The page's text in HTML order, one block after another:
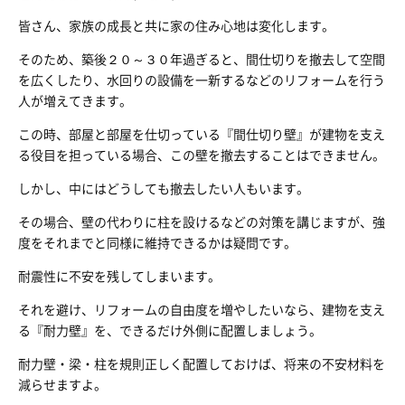
皆さん、家族の成長と共に家の住み心地は変化します。
そのため、築後２０～３０年過ぎると、間仕切りを撤去して空間
を広くしたり、水回りの設備を一新するなどのリフォームを行う
人が増えてきます。
この時、部屋と部屋を仕切っている『間仕切り壁』が建物を支え
る役目を担っている場合、この壁を撤去することはできません。
しかし、中にはどうしても撤去したい人もいます。
その場合、壁の代わりに柱を設けるなどの対策を講じますが、強
度をそれまでと同様に維持できるかは疑問です。
耐震性に不安を残してしまいます。
それを避け、リフォームの自由度を増やしたいなら、建物を支え
る『耐力壁』を、できるだけ外側に配置しましょう。
耐力壁・梁・柱を規則正しく配置しておけば、将来の不安材料を
減らせますよ。